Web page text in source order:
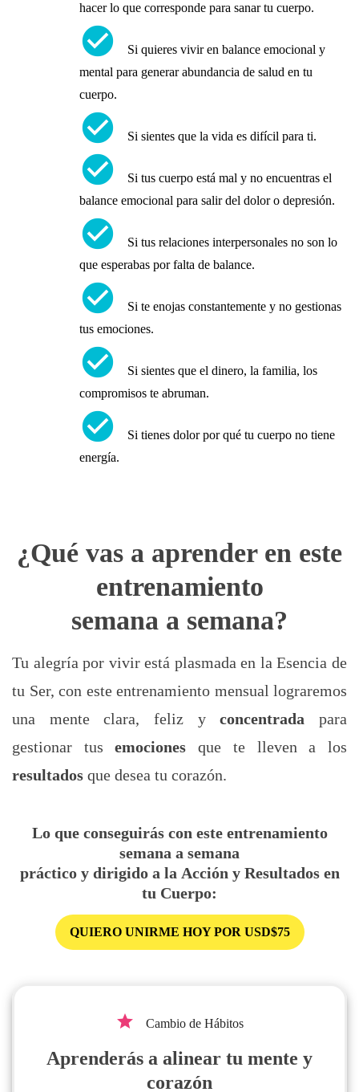
hacer lo que corresponde para sanar tu cuerpo.
check_circle
Si quieres vivir en balance emocional y
mental para generar abundancia de salud en tu
cuerpo.
check_circle Si sientes que la vida es difícil para ti.
check_circle
Si tus cuerpo está mal y no encuentras el
balance emocional para salir del dolor o depresión.
check_circle
Si tus relaciones interpersonales no son lo
que esperabas por falta de balance.
check_circle
Si te enojas constantemente y no gestionas
tus emociones.
check_circle
Si sientes que el dinero, la familia, los
compromisos te abruman.
check_circle
Si tienes dolor por qué tu cuerpo no tiene
energía.
¿Qué vas a aprender en este
entrenamiento
semana a semana?
Tu alegría por vivir está plasmada en la Esencia de
tu Ser, con este entrenamiento mensual lograremos
una mente clara, feliz yconcentradapara
gestionar tusemocionesque te lleven a los
resultados que desea tu corazón.
Lo que conseguirás con este entrenamiento
semana a semana
práctico y dirigido a la Acción y Resultados en
tu Cuerpo:
QUIERO UNIRME HOY POR USD$75
grade Cambio de Hábitos
Aprenderás a alinear tu mente y
corazón